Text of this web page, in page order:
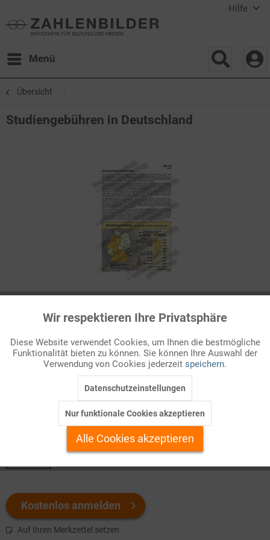
Hilfe
Menü
Übersicht
Studiengebühren in Deutschland
Studiengebühren in Deutschland
Vor der Bildungs- und Hochschulreform der 1960er Jahre
bestanden Studiengebühren in Form einer Semestergrundgebühr
Welchen Download brauchen Sie?
Kostenlos anmelden
Auf Ihren Merkzettel setzen
Funktionale Aktiv
Marketing Inaktiv
Personalisierung Inaktiv
Service
Wir respektieren Ihre Privatsphäre
Diese Website verwendet Cookies, um Ihnen die bestmögliche
Funktionalität bieten zu können. Sie können Ihre Auswahl der
Verwendung von Cookies jederzeit speichern.
Datenschutzeinstellungen
Nur funktionale Cookies akzeptieren
Alle Cookies akzeptieren